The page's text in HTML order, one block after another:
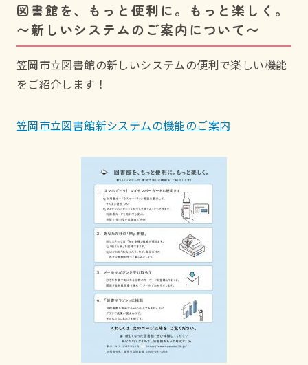
図書館を、もっと便利に。もっと楽しく。
〜新しいシステムのご案内について〜
笠岡市立図書館の新しいシステムの便利で楽しい機能
をご紹介します！
笠岡市立図書館新システムの機能のご案内